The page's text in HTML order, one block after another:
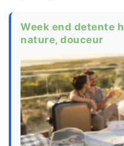
Week end detente
nature, douceur